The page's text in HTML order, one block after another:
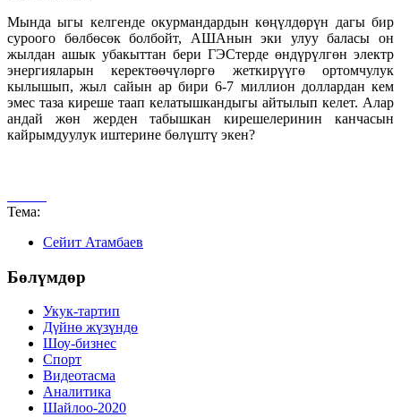
Мында ыгы келгенде окурмандардын көңүлдөрүн дагы бир
суроого бөлбөсөк болбойт, АШАнын эки улуу баласы он
жылдан ашык убакыттан бери ГЭСтерде өндүрүлгөн электр
энергияларын керектөөчүлөргө жеткирүүгө ортомчулук
кылышып, жыл сайын ар бири 6-7 миллион доллардан кем
эмес таза киреше таап келатышкандыгы айтылып келет. Алар
андай жөн жерден табышкан кирешелеринин канчасын
кайрымдуулук иштерине бөлүштү экен?
Тема:
Сейит Атамбаев
Бөлүмдөр
Укук-тартип
Дγйнө жүзүндө
Шоу-бизнес
Спорт
Видеотасма
Аналитика
Шайлоо-2020